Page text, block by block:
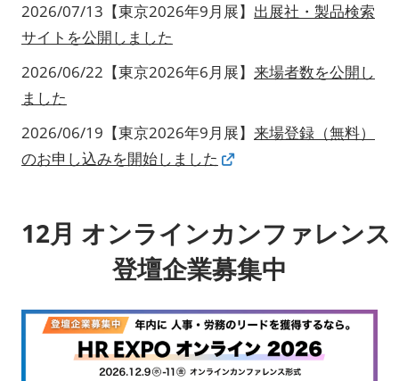
2026/07/13【東京2026年9月展】 出展社・製品検索
サイトを公開しました
2026/06/22【東京2026年6月展】 来場者数を公開し
ました
2026/06/19【東京2026年9月展】 来場登録（無料）
のお申し込みを開始しました
12月 オンラインカンファレンス
登壇企業募集中